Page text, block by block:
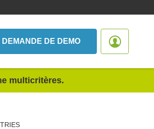
DEMANDE DE DEMO
multicritères.